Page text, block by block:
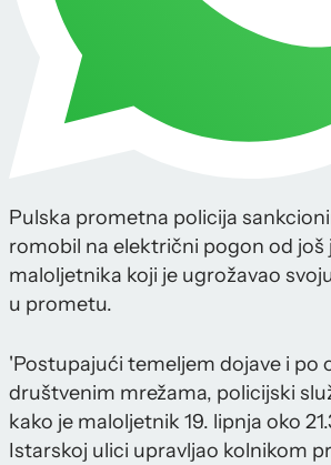
Pulska prometna policija
romobil na električni pogon od još
maloljetnika koji je ugrožavao
u prometu.
'Postupajući temeljem dojave i po
društvenim mrežama, policijski
kako je maloljetnik 19. lipnja oko
Istarskoj ulici upravljao kolnikom